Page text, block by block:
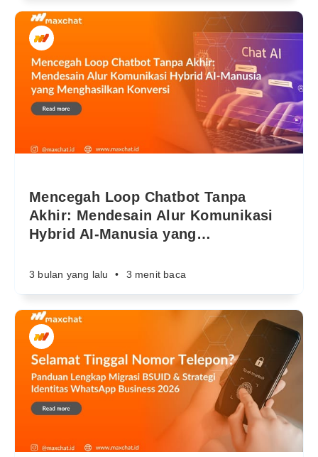
Mencegah Loop Chatbot Tanpa
Akhir: Mendesain Alur Komunikasi
Hybrid AI-Manusia yang…
3 bulan yang lalu • 3 menit baca